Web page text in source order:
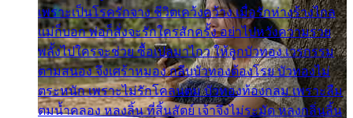
เพราะเป็นโรครักจาง ชีวิตเคว้งคว้าง เมื่อรักห่างร้างไกล
แม่ก็บอก พ่อก็สั่งจะรักใครสักครั้ง อย่าไปหวังความรวย
พลั้งไปใครจะช่วย ซื้อเปลมาไกว ให้ลูกบัวทอง เวรกรรม
ตามสนอง จึงเศร้าหมอง กลีบบัวทองต้องโรย บัวทองไม่
ตระหนัก เพราะไม่รักโคลนตม บัวทองท้องกลม เพราะลืม
ตมน้ำคลอง หลงลิ้น ที่สิ้นสัตย์ เจ้าจึงไม่ระมัด หลงกลิ่นลิ้น